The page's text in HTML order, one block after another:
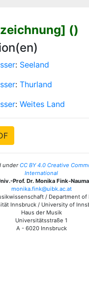
()
: Seeland
: Thurland
: Weites Land
underCC BY 4.0 Creative
International
Prof. Dr. Monika Fink-
monika.fink@uibk.ac.at
/ Department of
Innsbruck / University of
Haus der Musik
Universitätsstraße 1
A - 6020 Innsbruck